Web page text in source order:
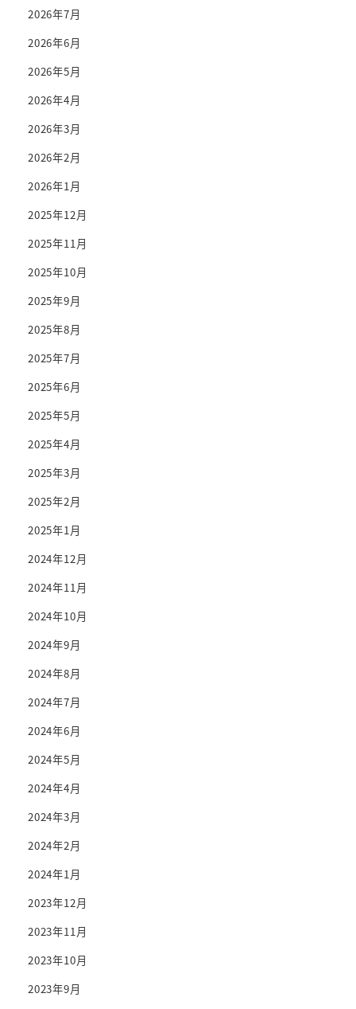
2026年7月
2026年6月
2026年5月
2026年4月
2026年3月
2026年2月
2026年1月
2025年12月
2025年11月
2025年10月
2025年9月
2025年8月
2025年7月
2025年6月
2025年5月
2025年4月
2025年3月
2025年2月
2025年1月
2024年12月
2024年11月
2024年10月
2024年9月
2024年8月
2024年7月
2024年6月
2024年5月
2024年4月
2024年3月
2024年2月
2024年1月
2023年12月
2023年11月
2023年10月
2023年9月